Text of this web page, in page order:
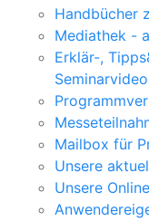
Handbücher
Mediathek -
Erklär-,
Mailbox für
Unsere
Unsere